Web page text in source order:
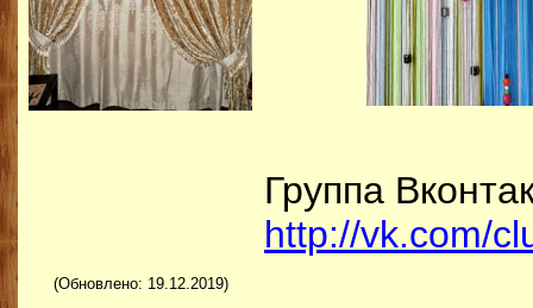
Группа
http://vk.com/
(Обновлено: 19.12.2019)